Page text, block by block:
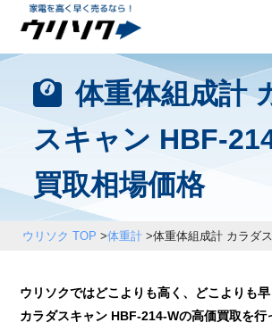
体重体組成計
スキャン HBF-
買取相場価格
ウリソク TOP >体重計>体重体組成計 カラダ
ウリソクではどこよりも高く、どこよりも
カラダスキャン HBF-214-Wの高価買取を行